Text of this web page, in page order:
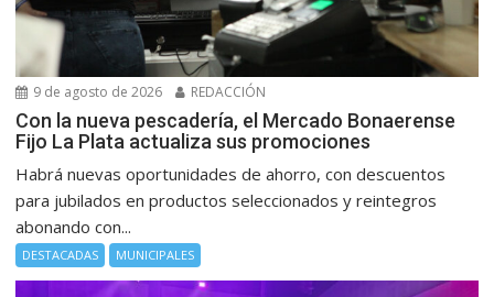
9 de agosto de 2026 REDACCIÓN
Con la nueva pescadería, el Mercado Bonaerense
Fijo La Plata actualiza sus promociones
Habrá nuevas oportunidades de ahorro, con descuentos
para jubilados en productos seleccionados y reintegros
abonando con...
DESTACADAS MUNICIPALES